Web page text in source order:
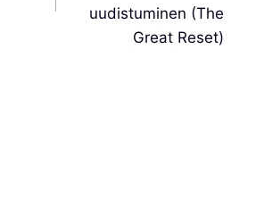
uudistuminen (The
Great Reset)